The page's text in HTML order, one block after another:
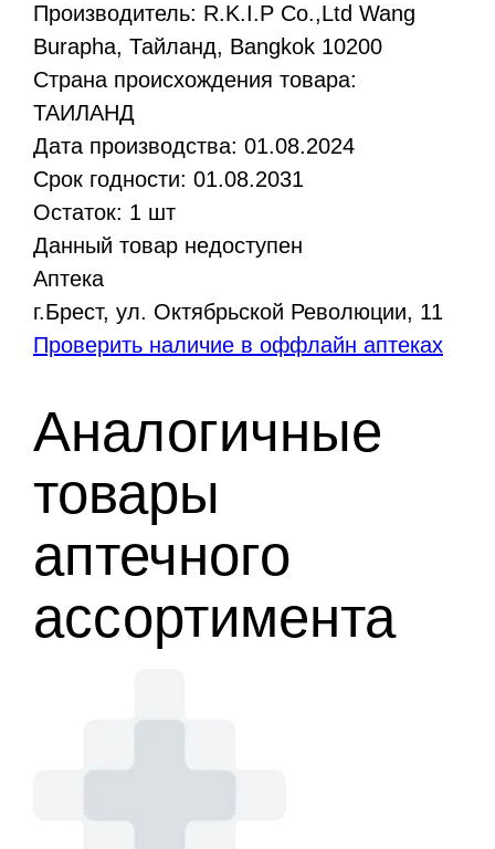
Производитель: R.K.I.P Co.,Ltd Wang
Burapha, Тайланд, Bangkok 10200
Страна происхождения товара:
ТАИЛАНД
Дата производства: 01.08.2024
Срок годности: 01.08.2031
Остаток: 1 шт
Данный товар недоступен
Аптека
г.Брест, ул. Октябрьской Революции, 11
Проверить наличие в оффлайн аптеках
Аналогичные
товары
аптечного
ассортимента